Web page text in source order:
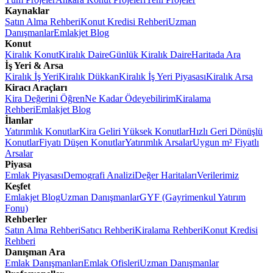
Kaynaklar
Satın Alma RehberiKonut Kredisi RehberiUzman
DanışmanlarEmlakjet Blog
Konut
Kiralık KonutKiralık DaireGünlük Kiralık DaireHaritada Ara
İş Yeri & Arsa
Kiralık İş YeriKiralık DükkanKiralık İş Yeri PiyasasıKiralık Arsa
Kiracı Araçları
Kira Değerini ÖğrenNe Kadar ÖdeyebilirimKiralama
RehberiEmlakjet Blog
İlanlar
Yatırımlık KonutlarKira Geliri Yüksek KonutlarHızlı Geri Dönüşlü
KonutlarFiyatı Düşen KonutlarYatırımlık ArsalarUygun m² Fiyatlı
Arsalar
Piyasa
Emlak PiyasasıDemografi AnaliziDeğer HaritalarıVerilerimiz
Keşfet
Emlakjet BlogUzman DanışmanlarGYF (Gayrimenkul Yatırım
Fonu)
Rehberler
Satın Alma RehberiSatıcı RehberiKiralama RehberiKonut Kredisi
Rehberi
Danışman Ara
Emlak DanışmanlarıEmlak OfisleriUzman Danışmanlar